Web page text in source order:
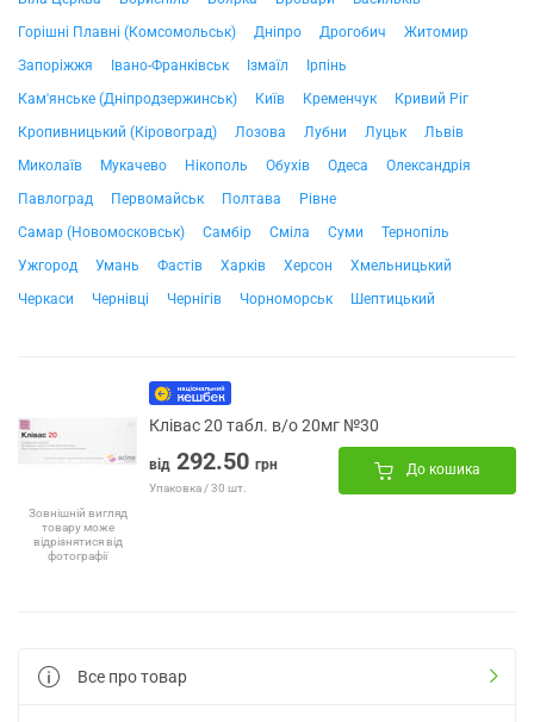
Горішні Плавні (Комсомольськ)
Дніпро Дрогобич
Житомир
Запоріжжя
Івано-Франківськ Ізмаїл
Ірпінь
Кам'янське (Дніпродзержинськ)
Київ Кременчук
Кривий Ріг
Кропивницький (Кіровоград)
Лозова Лубни Луцьк
Львів
Миколаїв
Мукачево Нікополь Обухів Одеса
Олександрія
Павлоград
Первомайськ Полтава
Рівне
Самар (Новомосковськ)
Самбір Сміла Суми
Тернопіль
Ужгород
Умань Фастів Харків Херсон
Хмельницький
Черкаси
Чернівці Чернігів Чорноморськ Шептицький
Зовнішній вигляд
товару може
відрізнятися від
фотографії
Клівас 20 табл. в/о 20мг №30
від 292.50 грн
Упаковка / 30 шт.
До кошика
Все про товар